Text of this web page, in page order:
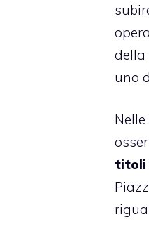
della
uno
titoli